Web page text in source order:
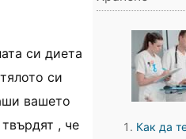
си диета
си
вашето
, че
Как да